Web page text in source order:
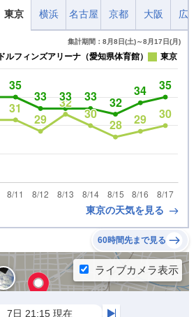
東京 横浜 名古屋 京都 大阪 広
集計期間：8月8日(土)～8月17日(月)
ドルフィンズアリーナ（愛知県体育館） 東京
東京の天気を見る
60時間先まで見る